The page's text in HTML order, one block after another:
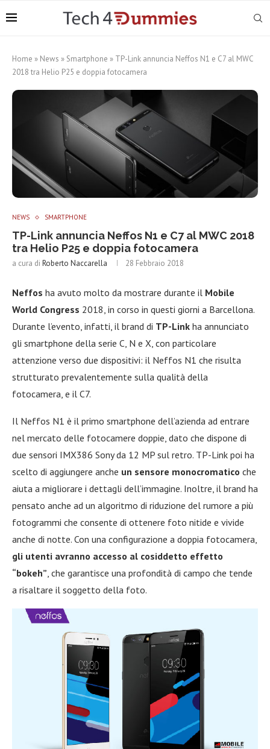
Home » News » Smartphone » TP-Link annuncia Neffos N1 e C7 al MWC
2018 tra Helio P25 e doppia fotocamera
NEWS SMARTPHONE
TP-Link annuncia Neffos N1 e C7 al MWC 2018
tra Helio P25 e doppia fotocamera
a cura di Roberto Naccarella 28 Febbraio 2018
Neffos ha avuto molto da mostrare durante il Mobile
World Congress 2018, in corso in questi giorni a Barcellona.
Durante l’evento, infatti, il brand di TP-Link ha annunciato
gli smartphone della serie C, N e X, con particolare
attenzione verso due dispositivi: il Neffos N1 che risulta
strutturato prevalentemente sulla qualità della
fotocamera, e il C7.
Il Neffos N1 è il primo smartphone dell’azienda ad entrare
nel mercato delle fotocamere doppie, dato che dispone di
due sensori IMX386 Sony da 12 MP sul retro. TP-Link poi ha
scelto di aggiungere anche un sensore monocromatico che
aiuta a migliorare i dettagli dell’immagine. Inoltre, il brand ha
pensato anche ad un algoritmo di riduzione del rumore a più
fotogrammi che consente di ottenere foto nitide e vivide
anche di notte. Con una configurazione a doppia fotocamera,
gli utenti avranno accesso al cosiddetto effetto
“bokeh”, che garantisce una profondità di campo che tende
a risaltare il soggetto della foto.